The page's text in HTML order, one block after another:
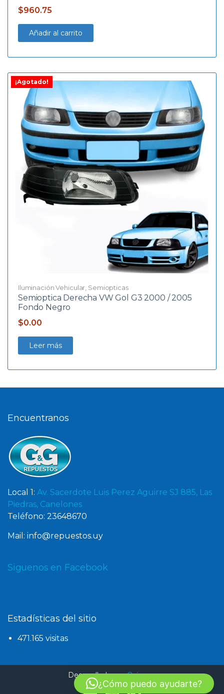
$960.75
Añadir al carrito
¡Agotado!
Iluminación Vehicular Semiopticas
Semioptica Derecha VW Gol G3 2000 / 2005
Fondo Negro
$0.00
Leer más
Encuentranos
Local 1: Av. Sacerdote Luis Perez Aguirre SJ 885, Las
Piedras, Canelones
Teléfono: 23648670
Mail: info@repuestos.uy
Siguenos en Facebook
Estadísticas del sitio
471.165 visitas
Desarrollado porOxígeno
¿Cómo puedo ayudarte?